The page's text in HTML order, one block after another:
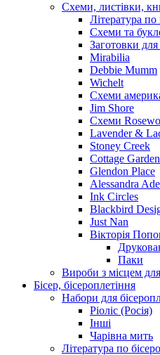
Схеми, листівки,
Література
Схеми та
Заготовки для
Mirabilia
Debbie Mumm
Wichelt
Схеми
Jim Shore
Cхеми
Lavender &
Stoney Creek
Cottage
Glendon Place
Alessandra
Ink Circles
Blackbird
Just Nan
Вікторія
Паки
Вироби з місцем
Бісер, бісероплетіння
Набори для
Ріоліс (Росія)
Інші
Чарівна мить
Література по